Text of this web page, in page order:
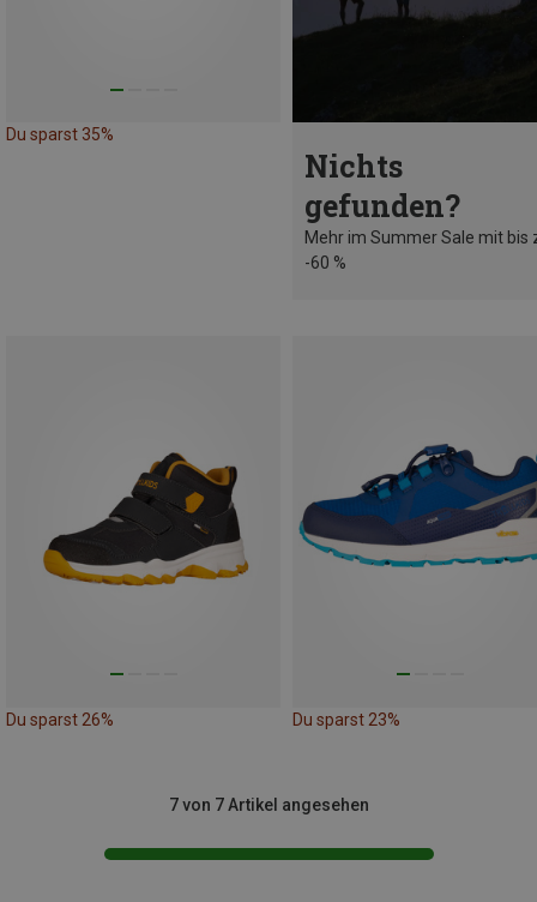
Du sparst 35%
Nichts
gefunden?
Mehr im Summer Sale mit bis
-60 %
Du sparst 26% Du sparst 23%
7 von 7 Artikel angesehen